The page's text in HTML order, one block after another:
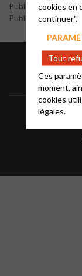
Publié le 16 mars
Publié par le
Informations
cookies en
continuer".
Tout
Ces
moment,
cookies
légales.